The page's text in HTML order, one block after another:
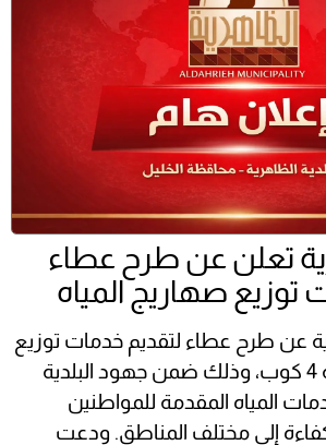
تعلن عن طرح عطاء
توزيع صهاريج المياه
عن طرح عطاء لتقديم خدمات توزيع
صهاريج مياه سعة 4 كوب، وذلك ضمن جهود البلدية
المياه المقدمة للمواطنين
إلى مختلف المناطق. ودعت